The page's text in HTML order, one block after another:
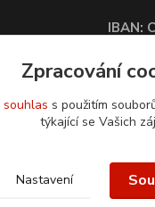
IBAN:
BIC:
Zpracování
souhlas s použitím
týkající se Vašich
Nastavení